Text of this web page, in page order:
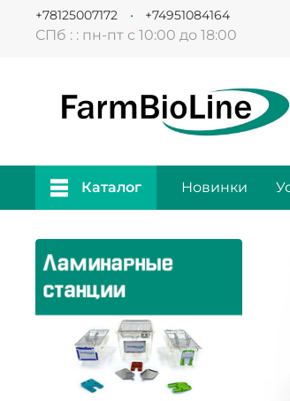
СПб : : пн-пт с 10:00 до 18:00
+78125007172 +74951084164
Каталог Новинки